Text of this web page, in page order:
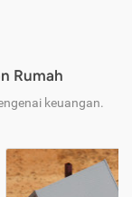
Rumah
keuangan.